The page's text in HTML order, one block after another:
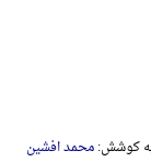
کوشش:محمد افشین